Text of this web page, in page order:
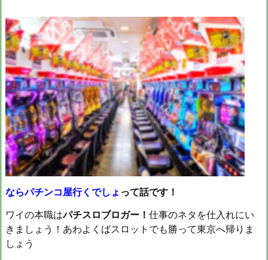
ならパチンコ屋行くでしょ って話です！
ワイの本職はパチスロブロガー！ 仕事のネタを仕入れにい
きましょう！あわよくばスロットでも勝って東京へ帰りま
しょう